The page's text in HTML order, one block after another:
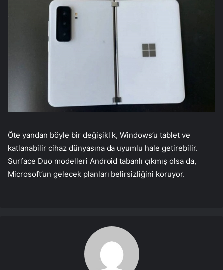
Öte yandan böyle bir değişiklik, Windows’u tablet ve
katlanabilir cihaz dünyasına da uyumlu hale getirebilir.
Surface Duo modelleri Android tabanlı çıkmış olsa da,
Microsoft’un gelecek planları belirsizliğini koruyor.